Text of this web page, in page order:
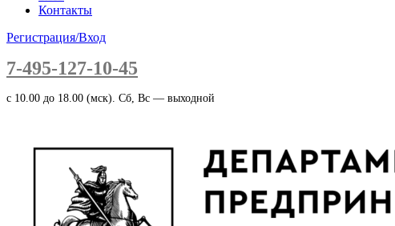
Контакты
Регистрация/Вход
7-495-127-10-45
c 10.00 до 18.00 (мск). Сб, Вс — выходной